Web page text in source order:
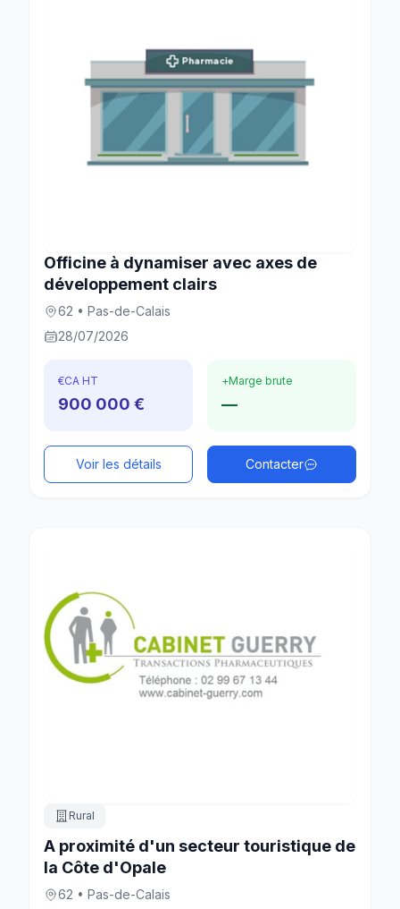
Officine à dynamiser avec axes de
développement clairs
62 • Pas-de-Calais
28/07/2026
€CA HT
900 000 €
+Marge brute
—
Voir les détails Contacter
Rural
A proximité d'un secteur touristique de
la Côte d'Opale
62 • Pas-de-Calais